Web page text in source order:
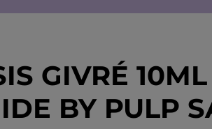
GIVRÉ
BY PULP